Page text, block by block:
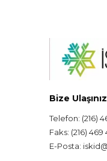
Bize Ulaşınız
Telefon: (216)
Faks: (216) 469
E-Posta: